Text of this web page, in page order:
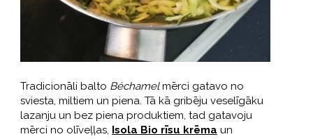
Tradicionāli balto Béchamelmērci gatavo no
sviesta, miltiem un piena. Tā kā gribēju veselīgāku
lazanju un bez piena produktiem, tad gatavoju
mērci no olīveļļas, Isola Bio rīsu krēma un